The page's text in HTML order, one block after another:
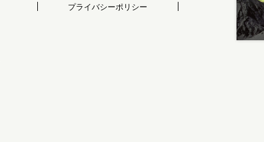
プライバシーポリシー